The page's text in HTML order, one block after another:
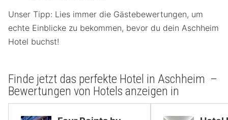
Unser Tipp: Lies immer die Gästebewertungen, um
echte Einblicke zu bekommen, bevor du dein Aschheim
Hotel buchst!
Finde jetzt das perfekte Hotel in Aschheim –
Bewertungen von Hotels anzeigen in